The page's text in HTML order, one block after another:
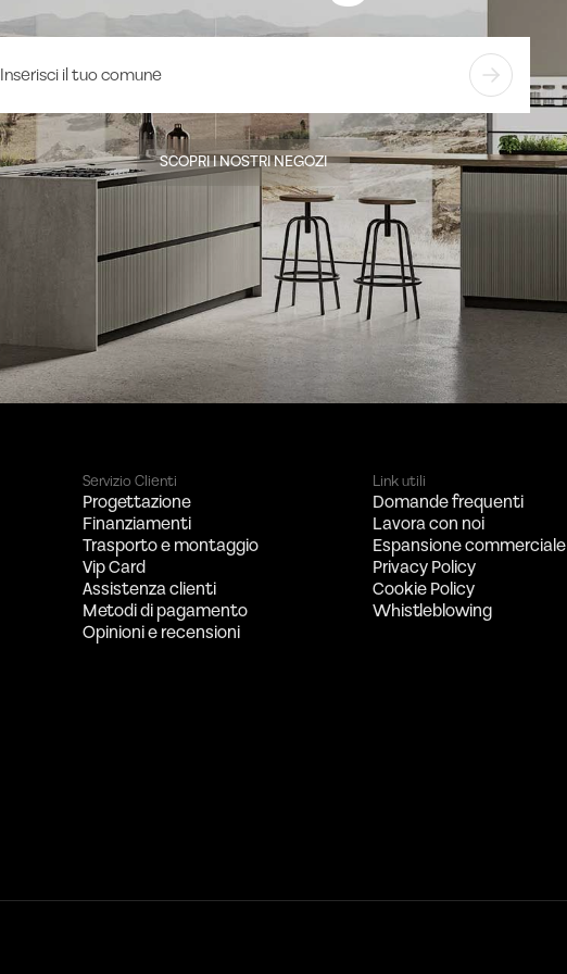
SCOPRI I NOSTRI NEGOZI
Servizio Clienti
Progettazione
Finanziamenti
Trasporto e montaggio
Vip Card
Assistenza clienti
Metodi di pagamento
Opinioni e recensioni
Link utili
Domande frequenti
Lavora con noi
Espansione commerciale
Privacy Policy
Cookie Policy
Whistleblowing